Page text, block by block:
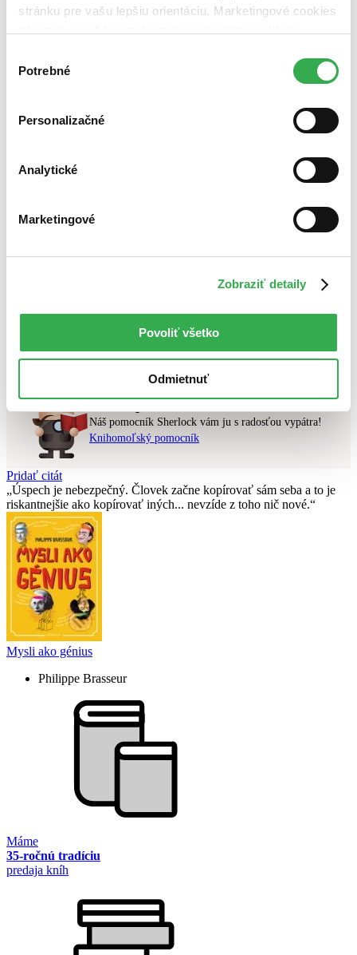
stránku pre vašu lepšiu orientáciu. Marketingové cookies
nám pomohlo, keby sme mohli používať všetky tieto
súhlasu
Potrebné
Personalizačné
Analytické
Marketingové
Zobraziť detaily
Povoliť všetko
Odmietnuť
opotrebovaná
Zúžiť výber
Bestsellery
Najdrahšie
vyhovujúci zadaným podmienkam.
Skúste prosím zmeniť vyhľadávaný výraz.
Chcete poradiť knihu?
Náš pomocník Sherlock vám ju s radosťou vypátra!
Knihomoľský pomocník
Pridať citát
Úspech je nebezpečný. Človek začne kopírovať sám seba a to je
riskantnejšie ako kopírovať iných... nevzíde z toho nič nové.
Mysli ako génius
Philippe Brasseur
Máme
35-ročnú tradíciu
predaja kníh